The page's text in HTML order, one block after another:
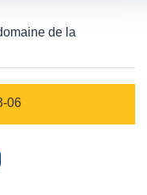
de la
06